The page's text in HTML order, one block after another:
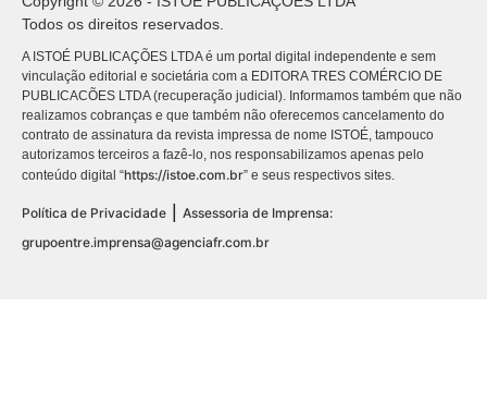
Todos os direitos reservados.
A ISTOÉ PUBLICAÇÕES LTDA é um portal digital independente e sem
vinculação editorial e societária com a EDITORA TRES COMÉRCIO DE
PUBLICACÕES LTDA (recuperação judicial). Informamos também que não
realizamos cobranças e que também não oferecemos cancelamento do
contrato de assinatura da revista impressa de nome ISTOÉ, tampouco
autorizamos terceiros a fazê-lo, nos responsabilizamos apenas pelo
conteúdo digital “https://istoe.com.br” e seus respectivos sites.
Política de Privacidade
Assessoria de Imprensa:
grupoentre.imprensa@agenciafr.com.br